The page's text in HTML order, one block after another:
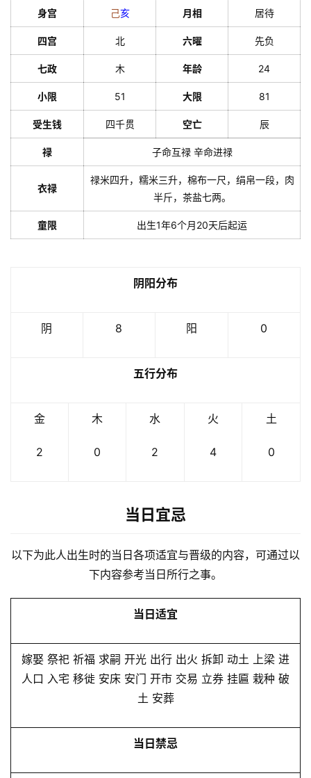
身宫 己亥 月相 居待
四宫 北 六曜 先负
七政 木 年龄 24
小限 51 大限 81
受生钱 四千贯 空亡 辰
禄 子命互禄 辛命进禄
衣禄
禄米四升，糯米三升，棉布一尺，绢帛一段，肉
半斤，茶盐七两。
童限 出生1年6个月20天后起运
阴阳分布
阴 8 阳 0
五行分布
金
2
木
0
水
2
火
4
土
0
当日宜忌
以下为此人出生时的当日各项适宜与晋级的内容，可通过以
下内容参考当日所行之事。
当日适宜
嫁娶 祭祀 祈福 求嗣 开光 出行 出火 拆卸 动土 上梁 进
人口 入宅 移徙 安床 安门 开市 交易 立券 挂匾 栽种 破
土 安葬
当日禁忌